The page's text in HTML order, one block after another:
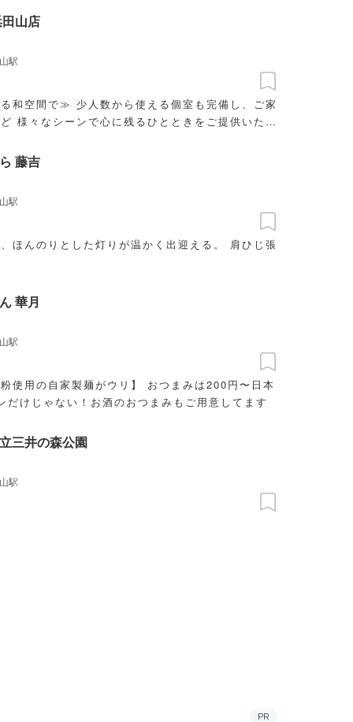
山店
和空間で≫ 少人数から使える個室も完備し、ご家
様々なシーンで心に残るひとときをご提供いたし
駅
藤吉
ほんのりとした灯りが温かく出迎える。 肩ひじ張
駅
華月
使用の自家製麺がウリ】 おつまみは200円〜日本
けじゃない！お酒のおつまみもご用意してます
駅
三井の森公園
駅
PR